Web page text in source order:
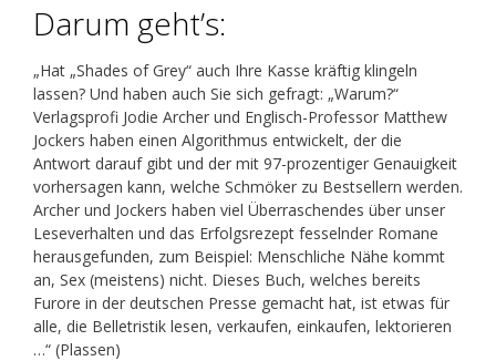
Darum geht’s:
„Hat „Shades of Grey“ auch Ihre Kasse kräftig klingeln
lassen? Und haben auch Sie sich gefragt: „Warum?“
Verlagsprofi Jodie Archer und Englisch-Professor Matthew
Jockers haben einen Algorithmus entwickelt, der die
Antwort darauf gibt und der mit 97-prozentiger Genauigkeit
vorhersagen kann, welche Schmöker zu Bestsellern werden.
Archer und Jockers haben viel Überraschendes über unser
Leseverhalten und das Erfolgsrezept fesselnder Romane
herausgefunden, zum Beispiel: Menschliche Nähe kommt
an, Sex (meistens) nicht. Dieses Buch, welches bereits
Furore in der deutschen Presse gemacht hat, ist etwas für
alle, die Belletristik lesen, verkaufen, einkaufen, lektorieren
…“ (Plassen)